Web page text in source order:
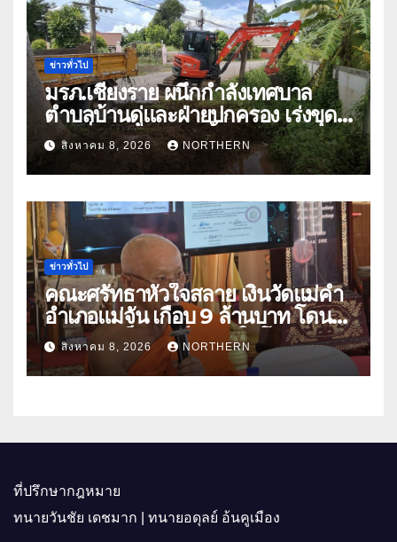
ข่าวทั่วไป
มรภ.เชียงราย ผนึกกำลังเทศบาล
ตำบลบ้านดู่และฝ่ายปกครอง เร่งขุด
ลอกสิ่งกีดขวางทางน้ำ ป้องกันและลด
ปัญหาน้ำท่วม
สิงหาคม 8, 2026 NORTHERN
ข่าวทั่วไป
คณะศรัทธาหัวใจสลาย เงินวัดแม่คำ
อำเภอแม่จัน เกือบ 9 ล้านบาท โดน
แก๊งคอลเซ็นเตอร์หลอกให้โอนข้าม
ปีกว่า 66 บัญชี
สิงหาคม 8, 2026 NORTHERN
ที่ปรึกษากฎหมาย
ทนายวันชัย เดชมาก | ทนายอดุลย์ อ้นคูเมือง